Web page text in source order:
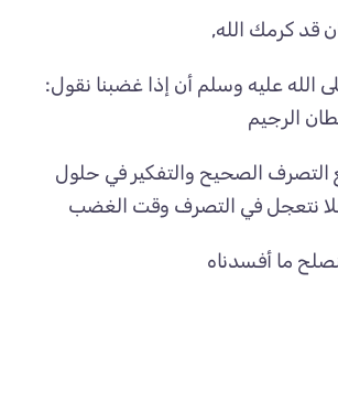
قد كرمك الله,
الله عليه وسلم أن إذا غضبنا نقول:
الرجيم
التصرف الصحيح والتفكير في حلول
نتعجل في التصرف وقت الغضب
ما أفسدناه